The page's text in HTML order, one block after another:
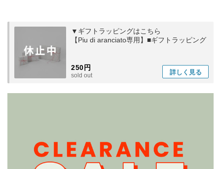
▼ギフトラッピングはこちら
【Piu di aranciato専用】■ギフトラッピング
250円
sold out 詳しく 見る